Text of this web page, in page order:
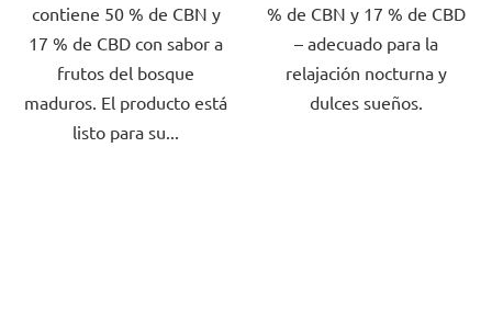
estrellas.
contiene 50 % de CBN y
17 % de CBD con sabor a
frutos del bosque
maduros. El producto está
listo para su...
estrellas.
% de CBN y 17 % de CBD
– adecuado para la
relajación nocturna y
dulces sueños.